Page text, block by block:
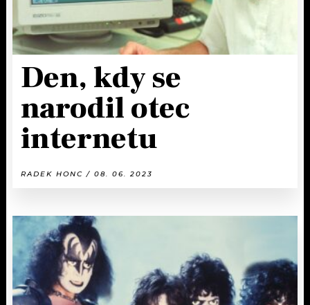
Den, kdy se
narodil otec
internetu
RADEK HONC / 08. 06. 2023